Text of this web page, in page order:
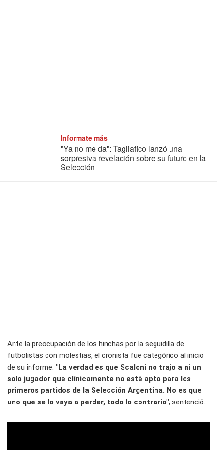
Informate más
"Ya no me da": Tagliafico lanzó una
sorpresiva revelación sobre su futuro en la
Selección
Ante la preocupación de los hinchas por la seguidilla de
futbolistas con molestias, el cronista fue categórico al inicio
de su informe. "La verdad es que Scaloni no trajo a ni un
solo jugador que clínicamente no esté apto para los
primeros partidos de la Selección Argentina. No es que
uno que se lo vaya a perder, todo lo contrario", sentenció.